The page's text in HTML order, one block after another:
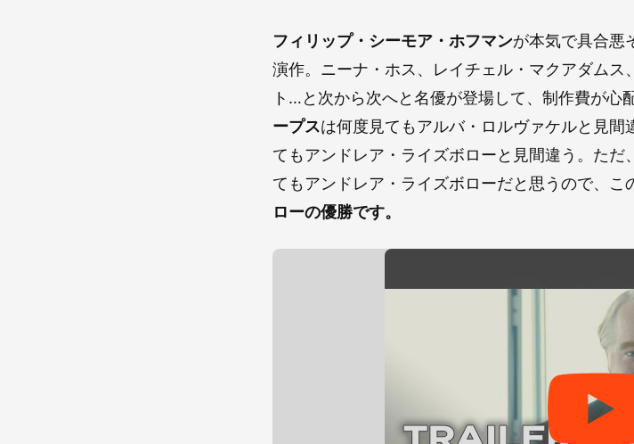
フィリップ・シーモア・ホフマンが本気で具合悪
演作。ニーナ・ホス、レイチェル・マクアダムス
ト…と次から次へと名優が登場して、制作費が心
ープスは何度見てもアルバ・ロルヴァケルと見間
てもアンドレア・ライズボローと見間違う。ただ、
てもアンドレア・ライズボローだと思うので、こ
ローの優勝です。